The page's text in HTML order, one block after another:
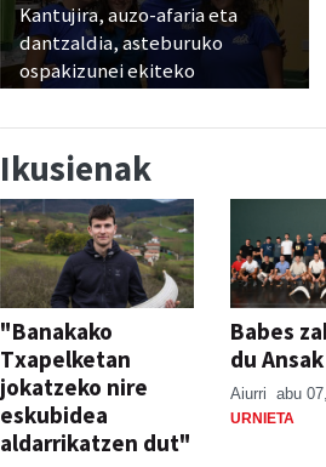
Kantujira, auzo-afaria eta
dantzaldia, asteburuko
ospakizunei ekiteko
Ikusienak
"Banakako
Txapelketan
jokatzeko nire
eskubidea
aldarrikatzen dut"
Babes
du Ansak
Aiurri abu
URNIETA